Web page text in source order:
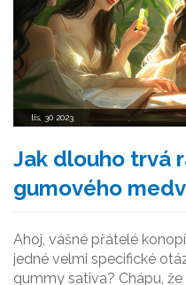
lis, 30 2023
Jak dlouho trvá
gumového
Ahoj, vášné přátelé
jedné velmi specifické
gummy sativa? Chápu,